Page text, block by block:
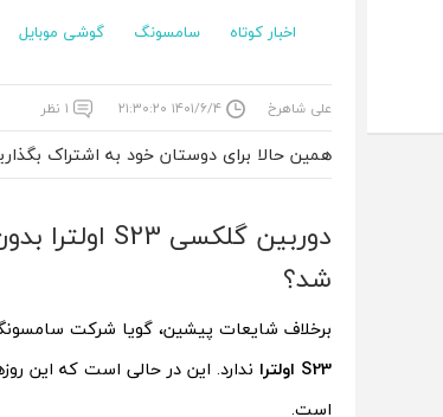
اخبار کوتاه سامسونگ گوشی موبایل
علی شاهرخ ۱۴۰۱/۶/۴ ۲۱:۳۰:۲۰ ۱ نظر
همین حالا برای دوستان خود به اشتراک
شد؟
برخلاف شایعات پیشین، گویا شرکت
S23 اولترا
است.